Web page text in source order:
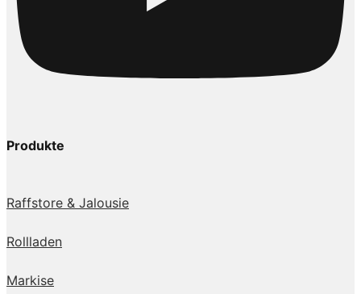
Produkte
Raffstore & Jalousie
Rollladen
Markise